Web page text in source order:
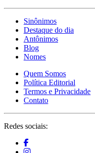
Sinônimos
Destaque do dia
Antônimos
Blog
Nomes
Quem Somos
Política Editorial
Termos e Privacidade
Contato
Redes sociais: